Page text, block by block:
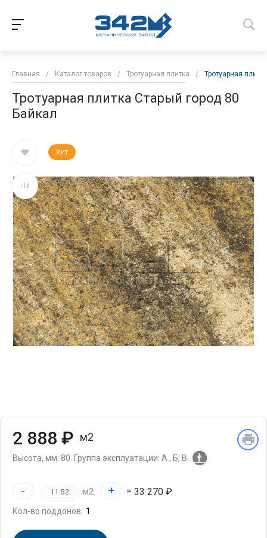
Главная / Каталог товаров / Тротуарная плитка / Тротуарная
Тротуарная плитка Старый город 80
Байкал
Хит
2 888 ₽ м2
Высота, мм: 80. Группа эксплуатации: А , Б, В.
- м2. + = 33 270 ₽
Кол-во поддонов: